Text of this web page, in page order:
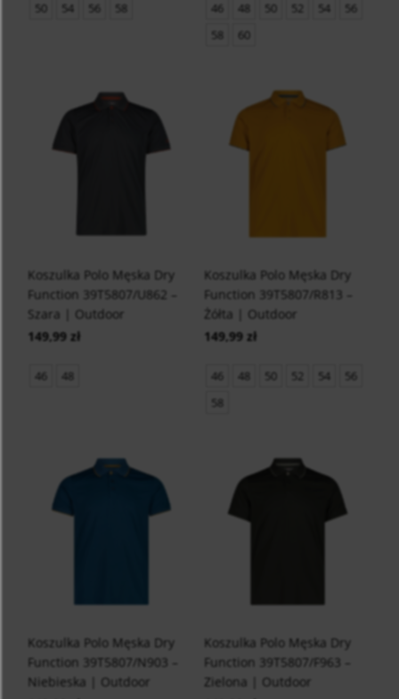
50 54 56 58 46 48 50 52 54
56
58
60
Koszulka Polo Męska Dry
Function 39T5807/U862 –
Szara | Outdoor
149,99 zł
46 48
Koszulka Polo Męska Dry
Function 39T5807/R813 –
Żółta | Outdoor
149,99 zł
46 48 50 52 54
56
58
Koszulka Polo Męska Dry
Function 39T5807/N903 –
Niebieska | Outdoor
Koszulka Polo Męska Dry
Function 39T5807/F963 –
Zielona | Outdoor